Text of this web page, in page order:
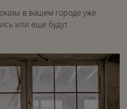
в вашем городе уже
или еще будут.